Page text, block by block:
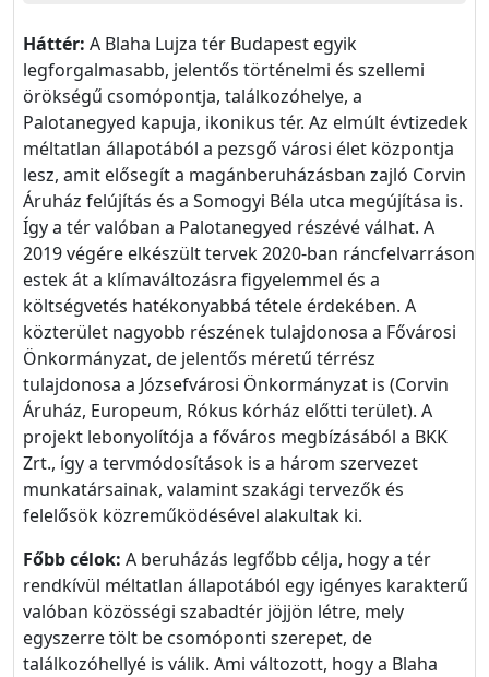
Háttér: A Blaha Lujza tér Budapest egyik
legforgalmasabb, jelentős történelmi és szellemi
örökségű csomópontja, találkozóhelye, a
Palotanegyed kapuja, ikonikus tér. Az elmúlt évtizedek
méltatlan állapotából a pezsgő városi élet központja
lesz, amit elősegít a magánberuházásban zajló Corvin
Áruház felújítás és a Somogyi Béla utca megújítása is.
Így a tér valóban a Palotanegyed részévé válhat. A
2019 végére elkészült tervek 2020-ban ráncfelvarráson
estek át a klímaváltozásra figyelemmel és a
költségvetés hatékonyabbá tétele érdekében. A
közterület nagyobb részének tulajdonosa a Fővárosi
Önkormányzat, de jelentős méretű térrész
tulajdonosa a Józsefvárosi Önkormányzat is (Corvin
Áruház, Europeum, Rókus kórház előtti terület). A
projekt lebonyolítója a főváros megbízásából a BKK
Zrt., így a tervmódosítások is a három szervezet
munkatársainak, valamint szakági tervezők és
felelősök közreműködésével alakultak ki.
Főbb célok: A beruházás legfőbb célja, hogy a tér
rendkívül méltatlan állapotából egy igényes karakterű
valóban közösségi szabadtér jöjjön létre, mely
egyszerre tölt be csomóponti szerepet, de
találkozóhellyé is válik. Ami változott, hogy a Blaha